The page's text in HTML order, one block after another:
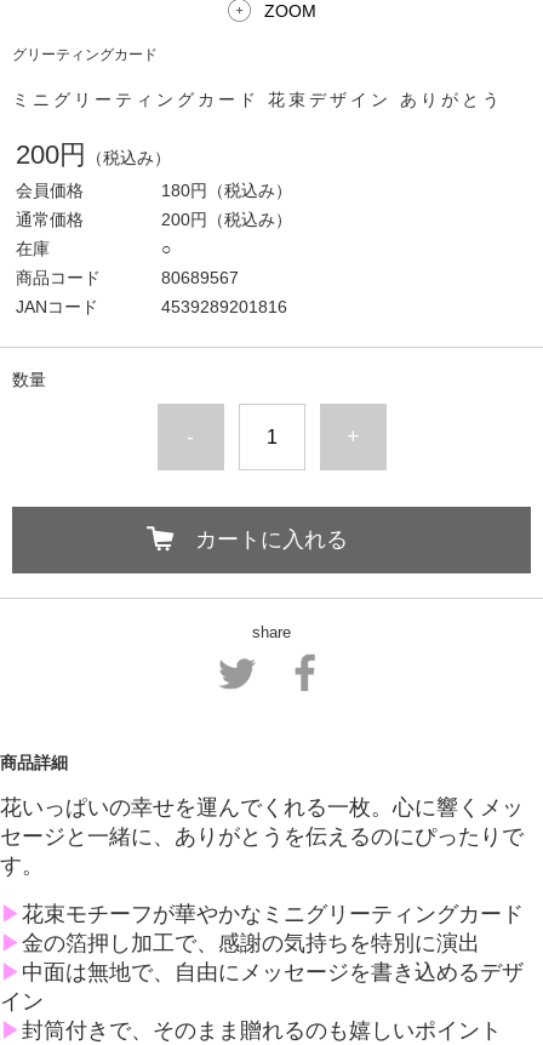
ZOOM
グリーティングカード
ミニグリーティングカード 花束デザイン ありがとう
200円
（税込み）
会員価格
180円
（税込み）
通常価格
200円
（税込み）
在庫
○
商品コード
80689567
JANコード
4539289201816
数量
- +
カートに入れる
share
商品詳細
花いっぱいの幸せを運んでくれる一枚。心に響くメッ
セージと一緒に、ありがとうを伝えるのにぴったりで
す。
▶ 花束モチーフが華やかなミニグリーティングカード
▶ 金の箔押し加工で、感謝の気持ちを特別に演出
▶ 中面は無地で、自由にメッセージを書き込めるデザ
イン
▶ 封筒付きで、そのまま贈れるのも嬉しいポイント